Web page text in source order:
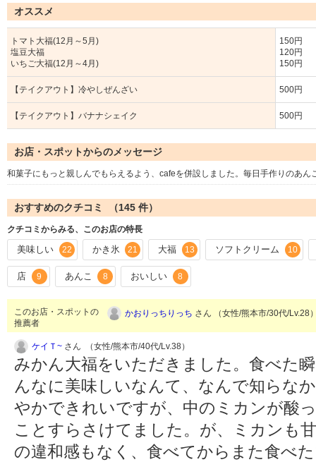
オススメ
トマト大福(12月～5月)
塩豆大福
いちご大福(12月～4月)
150円
120円
150円
【テイクアウト】冷やしぜんざい 500円
【テイクアウト】バナナシェイク 500円
お店・スポットからのメッセージ
和菓子にもっと親しんでもらえるよう、cafeを併設しました。毎日手作りのあ
おすすめのクチコミ （145 件）
クチコミからみる、このお店の特長
美味しい 22 かき氷 21 大福 13 ソフトクリーム 10
店 9 あんこ 8 おいしい 8
このお店・スポットの
推薦者
かおりっちりっち さん （女性/熊本市/30代/Lv.28
ケイＴ~ さん （女性/熊本市/40代/Lv.38）
みかん大福をいただきました。食べた
んなに美味しいなんて、なんで知らな
やかできれいですが、中のミカンが酸
ことすらさけてました。が、ミカンも
の違和感もなく、食べてからまた食